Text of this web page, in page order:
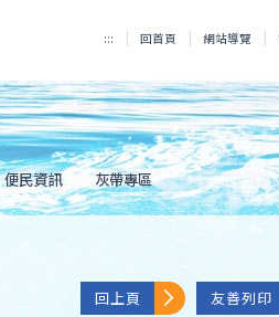
::: 回首頁 網站導覽
便民資訊 灰帶專區
回上頁 友善列印